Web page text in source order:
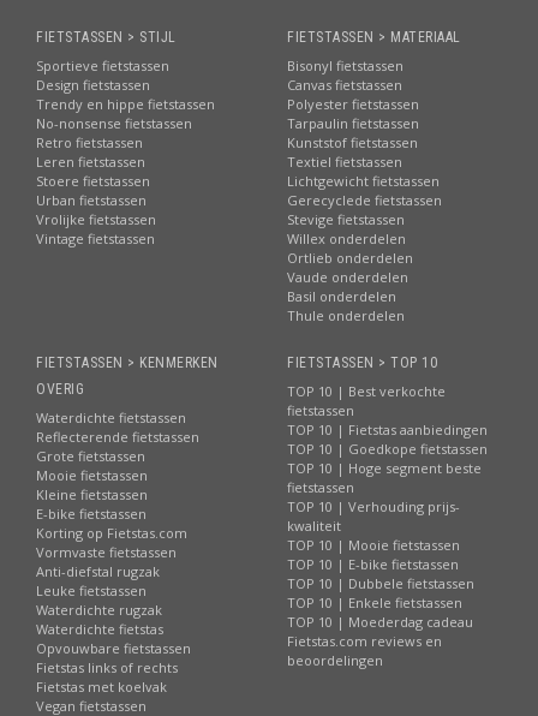
FIETSTASSEN > STIJL
Sportieve fietstassen
Design fietstassen
Trendy en hippe fietstassen
No-nonsense fietstassen
Retro fietstassen
Leren fietstassen
Stoere fietstassen
Urban fietstassen
Vrolijke fietstassen
Vintage fietstassen
FIETSTASSEN > MATERIAAL
Bisonyl fietstassen
Canvas fietstassen
Polyester fietstassen
Tarpaulin fietstassen
Kunststof fietstassen
Textiel fietstassen
Lichtgewicht fietstassen
Gerecyclede fietstassen
Stevige fietstassen
Willex onderdelen
Ortlieb onderdelen
Vaude onderdelen
Basil onderdelen
Thule onderdelen
FIETSTASSEN > KENMERKEN
OVERIG
Waterdichte fietstassen
Reflecterende fietstassen
Grote fietstassen
Mooie fietstassen
Kleine fietstassen
E-bike fietstassen
Korting op Fietstas.com
Vormvaste fietstassen
Anti-diefstal rugzak
Leuke fietstassen
Waterdichte rugzak
Waterdichte fietstas
Opvouwbare fietstassen
Fietstas links of rechts
Fietstas met koelvak
Vegan fietstassen
FIETSTASSEN > TOP 10
TOP 10 | Best verkochte
fietstassen
TOP 10 | Fietstas aanbiedingen
TOP 10 | Goedkope fietstassen
TOP 10 | Hoge segment beste
fietstassen
TOP 10 | Verhouding prijs-
kwaliteit
TOP 10 | Mooie fietstassen
TOP 10 | E-bike fietstassen
TOP 10 | Dubbele fietstassen
TOP 10 | Enkele fietstassen
TOP 10 | Moederdag cadeau
Fietstas.com reviews en
beoordelingen